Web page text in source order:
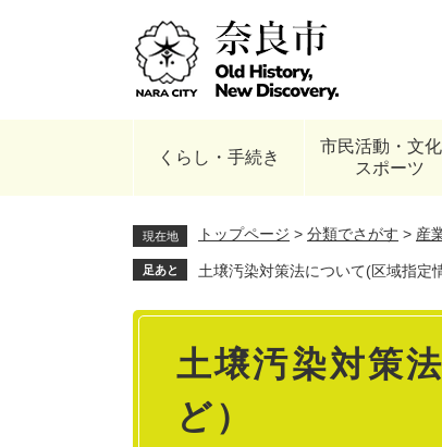
くらし・手続き
市民活動・文化
スポーツ
現在地 トップページ > 分類でさがす > 産
足あと 土壌汚染対策法について(区域指定
本
土壌汚染対策
ど）